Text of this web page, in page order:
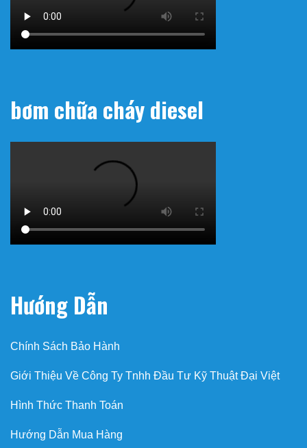
bơm chữa cháy diesel
Hướng Dẫn
Chính Sách Bảo Hành
Giới Thiệu Về Công Ty Tnhh Đầu Tư Kỹ Thuật Đại Việt
Hình Thức Thanh Toán
Hướng Dẫn Mua Hàng